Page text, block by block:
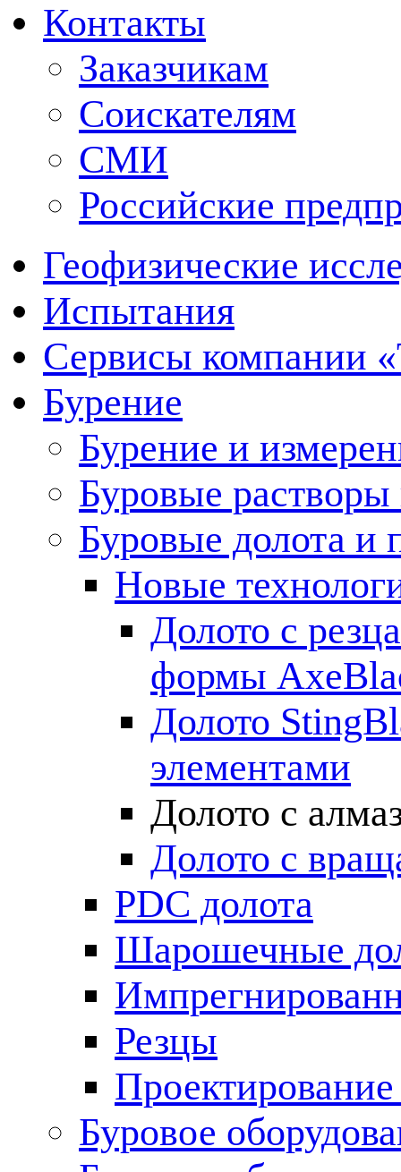
Контакты
Заказчикам
Соискателям
СМИ
Российские
Геофизические
Испытания
Сервисы компании
Бурение
Бурение и
Буровые
Буровые долота и
Новые
Долото с
формы
Долото
элементами
Долото с
Долото с
PDC долота
Шарошечные
Резцы
Буровое